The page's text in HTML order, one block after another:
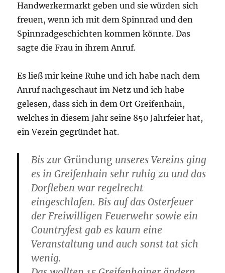
Handwerkermarkt geben und sie würden sich
freuen, wenn ich mit dem Spinnrad und den
Spinnradgeschichten kommen könnte. Das
sagte die Frau in ihrem Anruf.
Es ließ mir keine Ruhe und ich habe nach dem
Anruf nachgeschaut im Netz und ich habe
gelesen, dass sich in dem Ort Greifenhain,
welches in diesem Jahr seine 850 Jahrfeier hat,
ein Verein gegründet hat.
Bis zur Gründung unseres Vereins ging
es in Greifenhain sehr ruhig zu und das
Dorfleben war regelrecht
eingeschlafen. Bis auf das Osterfeuer
der Freiwilligen Feuerwehr sowie ein
Countryfest gab es kaum eine
Veranstaltung und auch sonst tat sich
wenig.